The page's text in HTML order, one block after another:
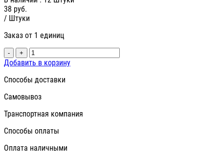
38 руб.
/ Штуки
Заказ от 1 единиц
- +
Добавить в корзину
Способы доставки
Самовывоз
Транспортная компания
Способы оплаты
Оплата наличными